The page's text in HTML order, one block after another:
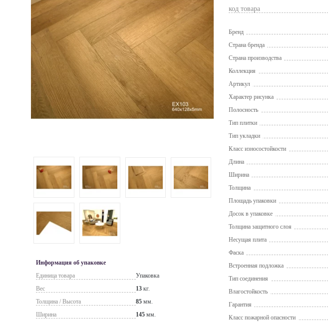
Информация об упаковке
Единица товара
Упаковка
Вес
13 кг.
Толщина / Высота
85 мм.
Ширина
145 мм.
код товара
Бренд
Страна бренда
Страна производства
Коллекция
Артикул
Характер рисунка
Полосность
Тип плитки
Тип укладки
Класс износостойкости
Длина
Ширина
Толщина
Площадь упаковки
Досок в упаковке
Толщина защитного слоя
Несущая плита
Фаска
Встроенная подложка
Тип соединения
Влагостойкость
Гарантия
Класс пожарной опасности